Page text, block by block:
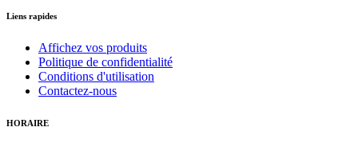
Liens rapides
Affichez vos produits
Politique de confidentialité
Conditions d'utilisation
Contactez-nous
HORAIRE